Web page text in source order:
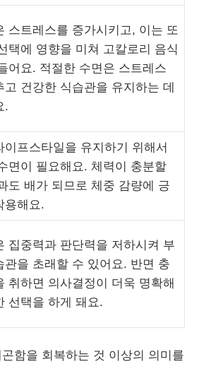
스트레스를 증가시키고, 이는 또
택에 영향을 미쳐 고칼로리 음식
어요. 적절한 수면은 스트레스
고 건강한 식습관을 유지하는 데
.
이프스타일을 유지하기 위해서
면이 필요해요. 체력이 충분할
도 배가 되므로 체중 감량에 긍
용해요.
집중력과 판단력을 저하시켜 부
관을 초래할 수 있어요. 반면 충
취하면 의사결정이 더욱 명확해
선택을 하게 돼요.
함을 회복하는 것 이상의 의미를